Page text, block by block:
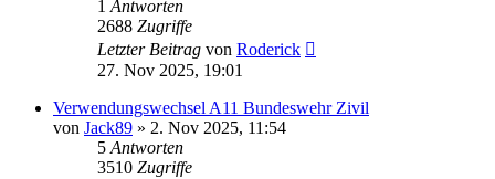
1 Antworten
2688 Zugriffe
Letzter Beitrag von Roderick
27. Nov 2025, 19:01
Verwendungswechsel A11 Bundeswehr Zivil
von Jack89 » 2. Nov 2025, 11:54
5 Antworten
3510 Zugriffe